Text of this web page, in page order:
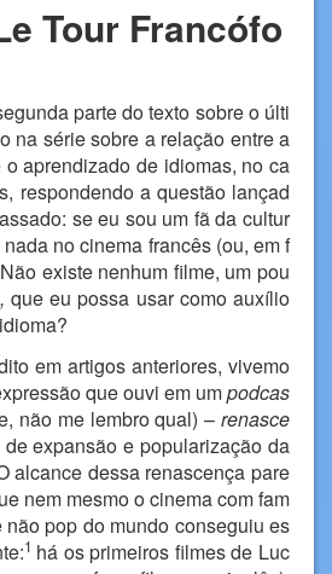
Tour Francófo
parte do texto sobre o últi
na série sobre a relação entre a
aprendizado de idiomas, no ca
respondendo a questão lançad
se eu sou um fã da cultur
no cinema francês (ou, em f
existe nenhum filme, um pou
, que eu possa usar como auxílio
em artigos anteriores, vivemo
que ouvi em umpodcas
não me lembro qual) – renasce
de expansão e popularização da
alcance dessa renascença pare
nem mesmo o cinema com fam
não pop do mundo conseguiu es
1 há os primeiros filmes de Luc